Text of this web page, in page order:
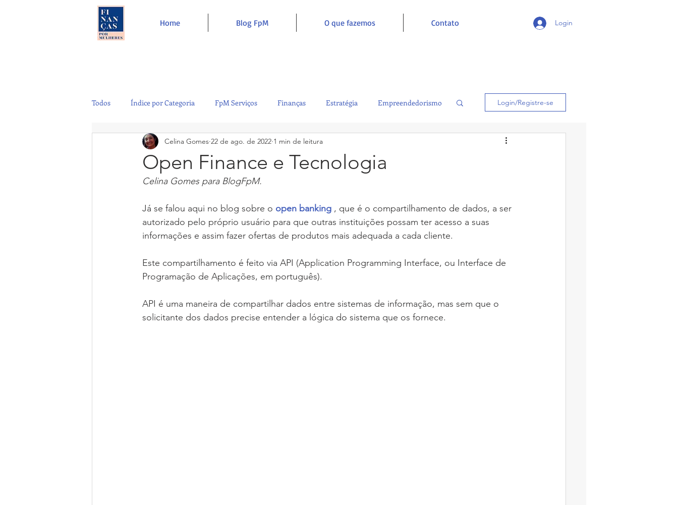
Home Blog FpM O que fazemos Contato Login
Todos Índice por Categoria FpM Serviços Finanças Estratégia Empreendedorismo
Tecnologia Controladoria Sustentabilidade Administração
Café e Amigos Top 12
Login/Registre-se
Open Finance e Tecnologia
Celina Gomes 22 de ago. de 2022 1 min de leitura
Celina Gomes para BlogFpM.
Já se falou aqui no blog sobre o open banking , que é o compartilhamento de dados, a ser
autorizado pelo próprio usuário para que outras instituições possam ter acesso a suas
informações e assim fazer ofertas de produtos mais adequada a cada cliente.
Este compartilhamento é feito via API (Application Programming Interface, ou Interface de
Programação de Aplicações, em português).
API é uma maneira de compartilhar dados entre sistemas de informação, mas sem que o
solicitante dos dados precise entender a lógica do sistema que os fornece.